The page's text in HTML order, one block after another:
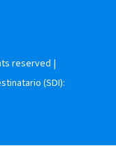
reserved |
(SDI):